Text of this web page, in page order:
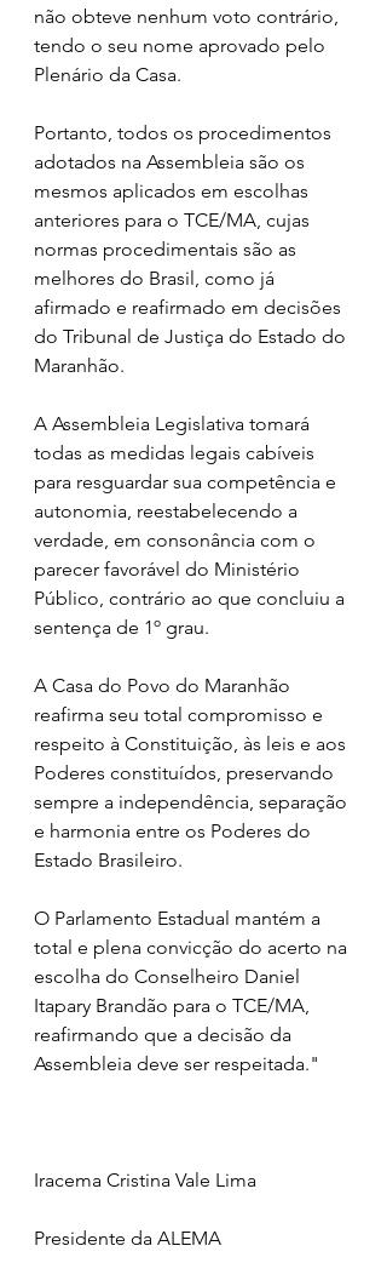
não obteve nenhum voto contrário,
tendo o seu nome aprovado pelo
Plenário da Casa.
Portanto, todos os procedimentos
adotados na Assembleia são os
mesmos aplicados em escolhas
anteriores para o TCE/MA, cujas
normas procedimentais são as
melhores do Brasil, como já
afirmado e reafirmado em decisões
do Tribunal de Justiça do Estado do
Maranhão.
A Assembleia Legislativa tomará
todas as medidas legais cabíveis
para resguardar sua competência e
autonomia, reestabelecendo a
verdade, em consonância com o
parecer favorável do Ministério
Público, contrário ao que concluiu a
sentença de 1º grau.
A Casa do Povo do Maranhão
reafirma seu total compromisso e
respeito à Constituição, às leis e aos
Poderes constituídos, preservando
sempre a independência, separação
e harmonia entre os Poderes do
Estado Brasileiro.
O Parlamento Estadual mantém a
total e plena convicção do acerto na
escolha do Conselheiro Daniel
Itapary Brandão para o TCE/MA,
reafirmando que a decisão da
Assembleia deve ser respeitada."
Iracema Cristina Vale Lima
Presidente da ALEMA